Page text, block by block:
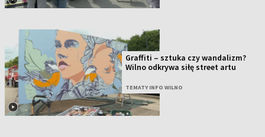
Graffiti – sztuka czy wandalizm?
Wilno odkrywa siłę street artu
TEMATY INFO WILNO